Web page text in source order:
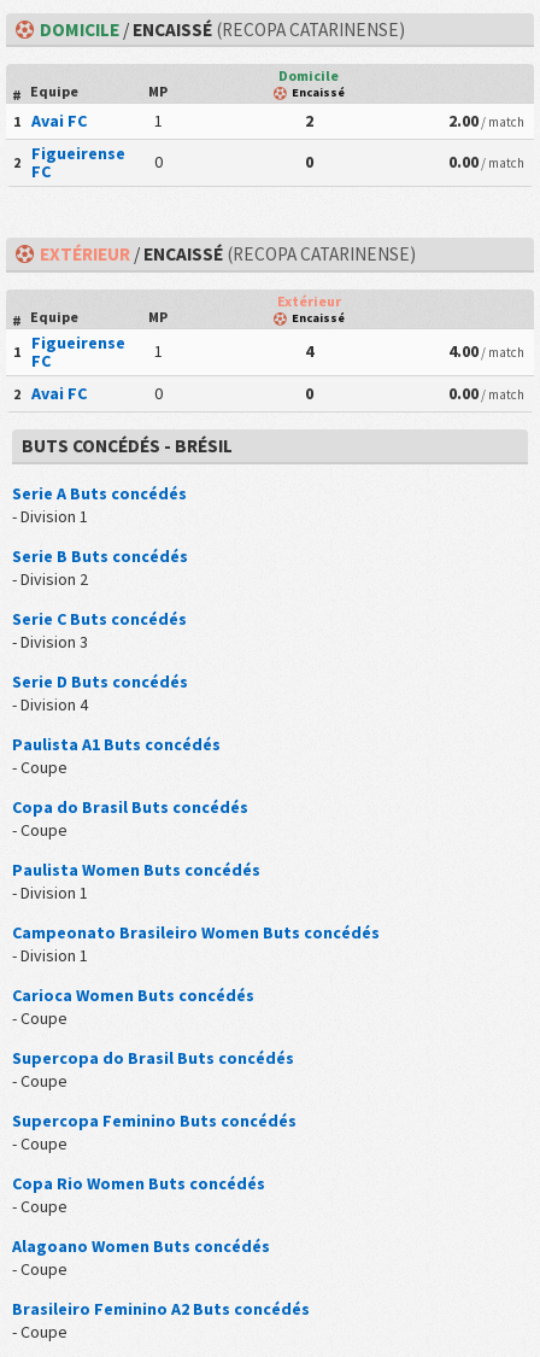
DOMICILE /ENCAISSÉ(RECOPA CATARINENSE)
# Equipe MP
Domicile
Encaissé
1 Avai FC 1 2 2.00/ match
2
Figueirense
FC
0 0 0.00/ match
EXTÉRIEUR /ENCAISSÉ(RECOPA CATARINENSE)
# Equipe MP
Extérieur
Encaissé
1
Figueirense
FC
1 4 4.00/ match
2 Avai FC 0 0 0.00/ match
BUTS CONCÉDÉS - BRÉSIL
Serie A Buts concédés
- Division 1
Serie B Buts concédés
- Division 2
Serie C Buts concédés
- Division 3
Serie D Buts concédés
- Division 4
Paulista A1 Buts concédés
- Coupe
Copa do Brasil Buts concédés
- Coupe
Paulista Women Buts concédés
- Division 1
Campeonato Brasileiro Women Buts concédés
- Division 1
Carioca Women Buts concédés
- Coupe
Supercopa do Brasil Buts concédés
- Coupe
Supercopa Feminino Buts concédés
- Coupe
Copa Rio Women Buts concédés
- Coupe
Alagoano Women Buts concédés
- Coupe
Brasileiro Feminino A2 Buts concédés
- Coupe